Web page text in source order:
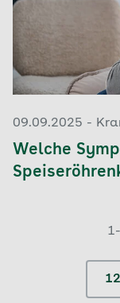
09.09.2025 -
Welche